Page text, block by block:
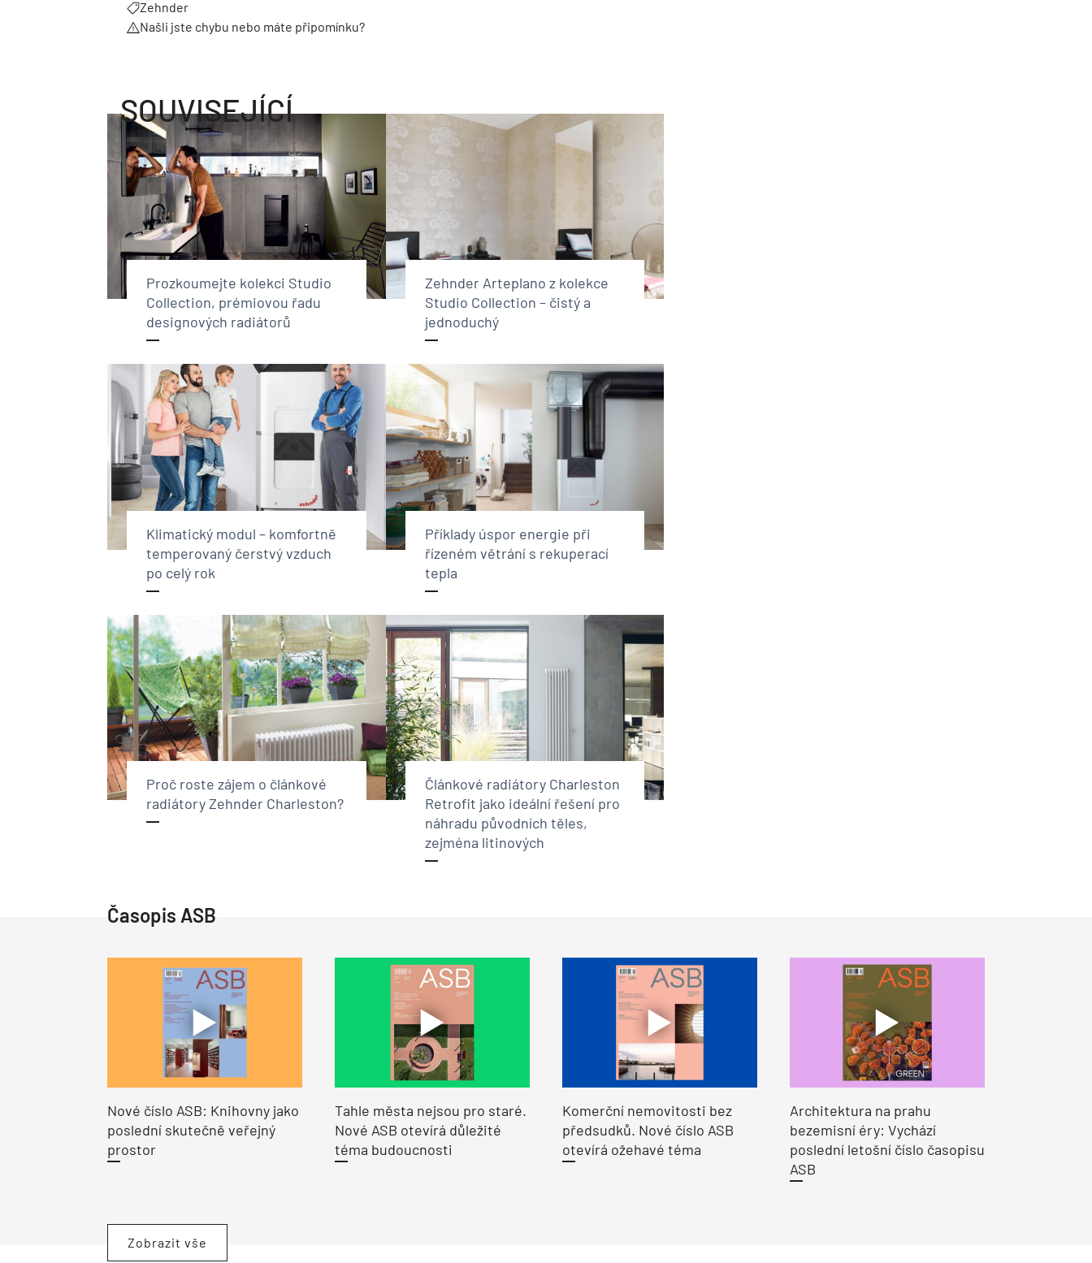
Zehnder
Našli jste chybu nebo máte připomínku?
SOUVISEJÍCÍ
Prozkoumejte kolekci Studio
Collection, prémiovou řadu
designových radiátorů
Zehnder Arteplano z kolekce
Studio Collection – čistý a
jednoduchý
Klimatický modul – komfortně
temperovaný čerstvý vzduch
po celý rok
Příklady úspor energie při
řízeném větrání s rekuperací
tepla
Proč roste zájem o článkové
radiátory Zehnder Charleston?
Článkové radiátory Charleston
Retrofit jako ideální řešení pro
náhradu původních těles,
zejména litinových
Časopis ASB
Nové číslo ASB: Knihovny jako
poslední skutečně veřejný
prostor
Tahle města nejsou pro staré.
Nové ASB otevírá důležité
téma budoucnosti
Komerční nemovitosti bez
předsudků. Nové číslo ASB
otevírá ožehavé téma
Architektura na prahu
bezemisní éry: Vychází
poslední letošní číslo časopisu
ASB
Zobrazit vše